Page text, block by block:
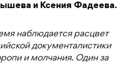
и Ксения Фадеева.
наблюдается расцвет
документалистики
и молчания. Один за